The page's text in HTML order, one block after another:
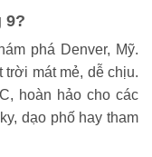
9?
phá Denver, Mỹ.
mát mẻ, dễ chịu.
hoàn hảo cho các
dạo phố hay tham